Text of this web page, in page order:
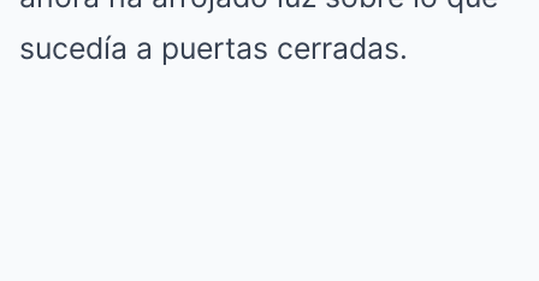
sucedía a puertas cerradas.